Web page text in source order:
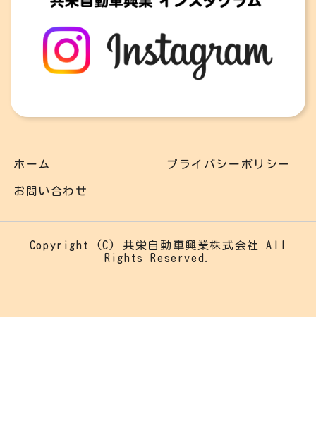
ホーム プライバシーポリシー
お問い合わせ
Copyright (C) 共栄自動車興業株式会社 All
Rights Reserved.